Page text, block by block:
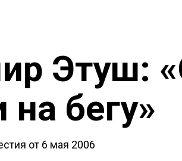
Этуш:
на бегу»
от 6 мая 2006